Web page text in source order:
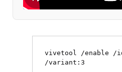
vivetool /enable /
/variant:3